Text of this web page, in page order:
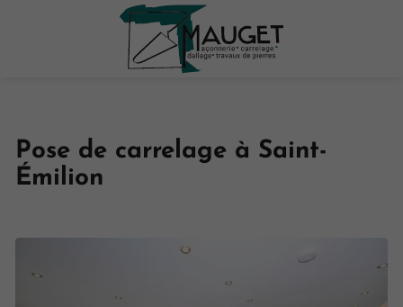
Pose de carrelage à Saint-
Émilion